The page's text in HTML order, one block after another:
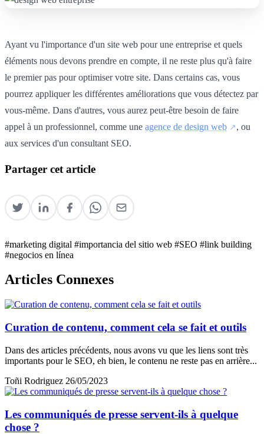
Ayant vu l'importance d'un site web pour une entreprise et quels
éléments nous devons prendre en compte, il ne reste plus qu'à faire
le premier pas pour optimiser votre site. Dans certains cas, vous
pourrez appliquer les différentes améliorations que vous détectez par
vous-même. Dans d'autres, vous aurez peut-être besoin de faire
appel à un professionnel, comme une agence de design web
, ou
aux services d'un consultant SEO.
Partager cet article
#marketing digital #importancia del sitio web #SEO #link building
#negocios en línea
Articles Connexes
Curation de contenu, comment cela se fait et outils
Dans des articles précédents, nous avons vu que les liens sont très
importants pour le SEO, eh bien, le contenu ne reste pas en arrière...
Toñi Rodriguez 26/05/2023
Les communiqués de presse servent-ils à quelque
chose ?